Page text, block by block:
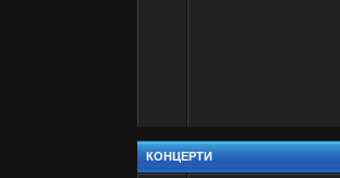
КОНЦЕРТИ